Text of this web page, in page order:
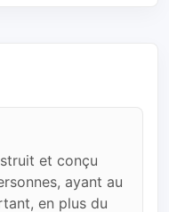
et conçu
ayant au
en plus du